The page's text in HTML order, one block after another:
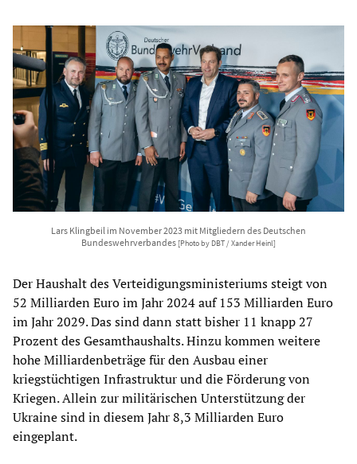
Lars Klingbeil im November 2023 mit Mitgliedern des Deutschen
Bundeswehrverbandes [Photo by DBT / Xander Heinl]
Der Haushalt des Verteidigungsministeriums steigt von
52 Milliarden Euro im Jahr 2024 auf 153 Milliarden Euro
im Jahr 2029. Das sind dann statt bisher 11 knapp 27
Prozent des Gesamthaushalts. Hinzu kommen weitere
hohe Milliardenbeträge für den Ausbau einer
kriegstüchtigen Infrastruktur und die Förderung von
Kriegen. Allein zur militärischen Unterstützung der
Ukraine sind in diesem Jahr 8,3 Milliarden Euro
eingeplant.